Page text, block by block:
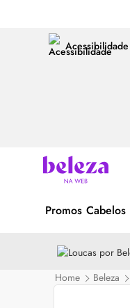
Acessibilidade
Promos Cabelos
Home
Beleza